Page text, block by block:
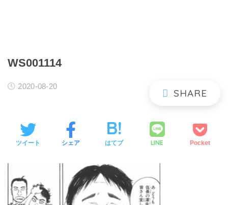
WS001114
2020-08-20
ツイート シェア はてブ LINE Pocket